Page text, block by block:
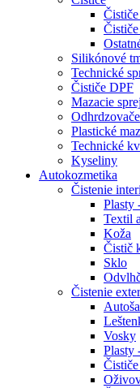
Silikónové
Technické
Čističe DPF
Mazacie
Odhrdzovače
Plastické
Technické
Kyseliny
Autokozmetika
Čistenie
Plasty
Textil
Koža
Čistič
Sklo
Čistenie
Vosky
Plasty